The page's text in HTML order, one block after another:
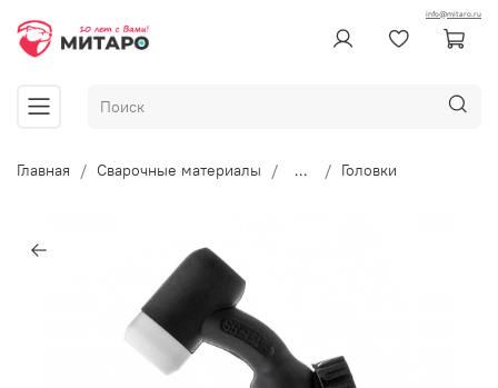
info@mitaro.ru
Главная Сварочные материалы ... Головки